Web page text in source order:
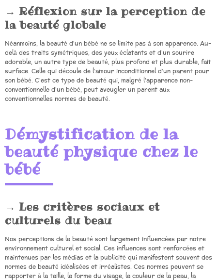
Réflexion sur la perception de
la beauté globale
Néanmoins, la beauté d’un bébé ne se limite pas à son apparence. Au-
delà des traits symétriques, des yeux éclatants et d’un sourire
adorable, un autre type de beauté, plus profond et plus durable, fait
surface. Celle qui découle de l’amour inconditionnel d’un parent pour
son bébé. C’est ce type de beauté qui, malgré l’apparence non-
conventionnelle d’un bébé, peut aveugler un parent aux
conventionnelles normes de beauté.
Démystification de la
beauté physique chez le
bébé
Les critères sociaux et
culturels du beau
Nos perceptions de la beauté sont largement influencées par notre
environnement culturel et social. Ces influences sont renforcées et
maintenues par les médias et la publicité qui manifestent souvent des
normes de beauté idéalisées et irréalistes. Ces normes peuvent se
rapporter à la taille, la forme du visage, la couleur de la peau, la